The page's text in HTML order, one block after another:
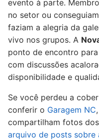
evento à parte.
no setor ou
faziam a alegria da
vivo nos grupos. A
ponto de encontro
com discussões
disponibilidade e
Se você perdeu a
conferir o Garagem NC
compartilham fotos
arquivo de posts sobre